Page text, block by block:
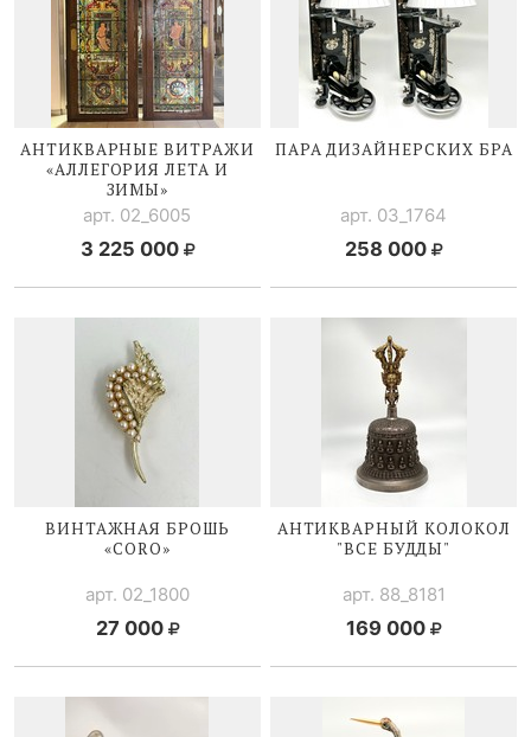
АНТИКВАРНЫЕ ВИТРАЖИ
«АЛЛЕГОРИЯ ЛЕТА И
ЗИМЫ»
арт. 02_6005
3 225 000
ПАРА ДИЗАЙНЕРСКИХ БРА
арт. 03_1764
258 000
ВИНТАЖНАЯ БРОШЬ
«CORO»
арт. 02_1800
27 000
АНТИКВАРНЫЙ КОЛОКОЛ
"ВСЕ БУДДЫ"
арт. 88_8181
169 000